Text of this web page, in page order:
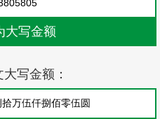
写金额：